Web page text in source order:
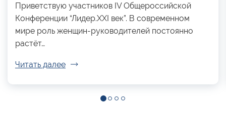
Приветствую участников IV Общероссийской
Конференции “Лидер.XXI век”. В современном
мире роль женщин-руководителей постоянно
растёт…
Читать далее